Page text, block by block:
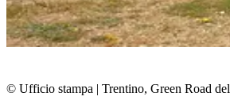
© Ufficio stampa | Trentino, Green Road